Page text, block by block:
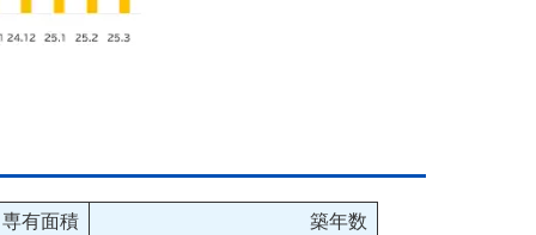
専有面積 築年数